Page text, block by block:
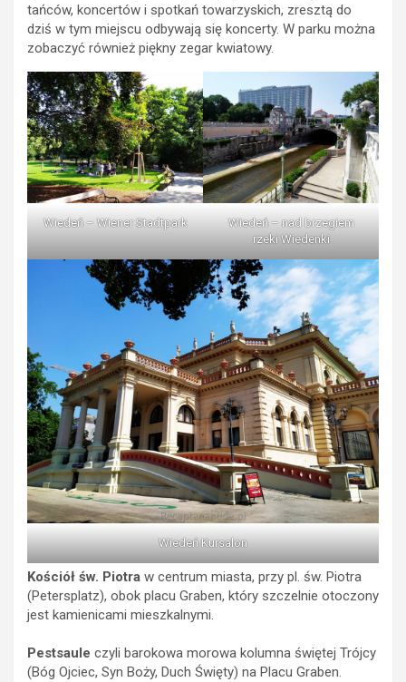
tańców, koncertów i spotkań towarzyskich, zresztą do
dziś w tym miejscu odbywają się koncerty. W parku można
zobaczyć również piękny zegar kwiatowy.
Wiedeń – Wiener Stadtpark
Wiedeń – nad brzegiem
rzeki Wiedenki
Wiedeń Kursalon
Kościół św. Piotra w centrum miasta, przy pl. św. Piotra
(Petersplatz), obok placu Graben, który szczelnie otoczony
jest kamienicami mieszkalnymi.
Pestsaule czyli barokowa morowa kolumna świętej Trójcy
(Bóg Ojciec, Syn Boży, Duch Święty) na Placu Graben.